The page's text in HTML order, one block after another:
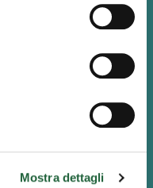
Mostra dettagli